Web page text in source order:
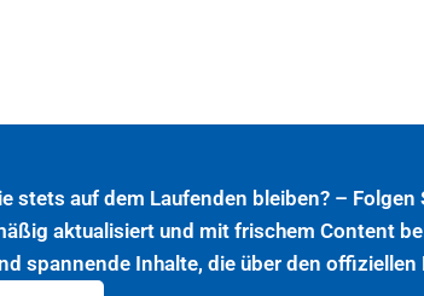
stets auf dem Laufenden bleiben? –
aktualisiert und mit frischem Content
spannende Inhalte, die über den